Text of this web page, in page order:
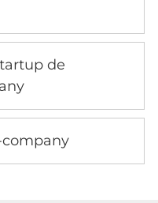
de
company